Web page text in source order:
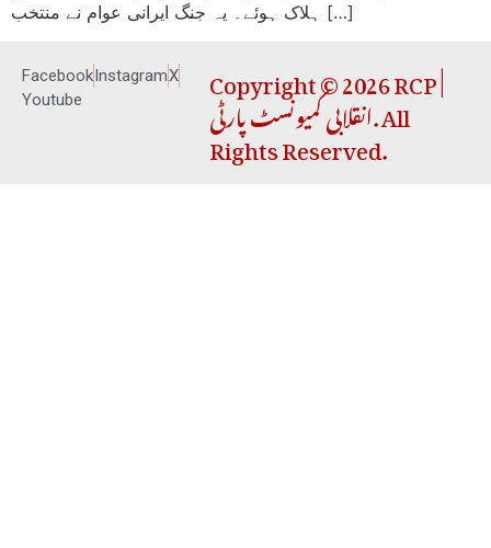
ہلاک ہوئے۔ یہ جنگ ایرانی عوام نے منتخب […]
FacebookInstagramX
Youtube
Copyright © 2026 RCP |
انقلابی کمیونسٹ پارٹی. All
Rights Reserved.